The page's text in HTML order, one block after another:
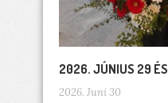
2026. JÚNIUS 29
2026. Juni 30